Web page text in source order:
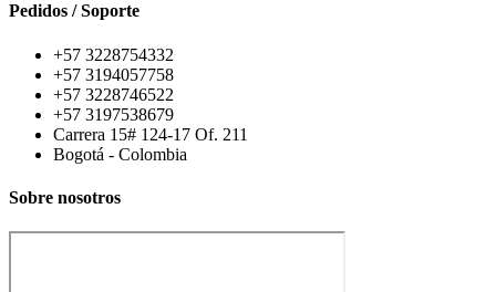
Pedidos / Soporte
+57 3228754332
+57 3194057758
+57 3228746522
+57 3197538679
Carrera 15# 124-17 Of. 211
Bogotá - Colombia
Sobre nosotros